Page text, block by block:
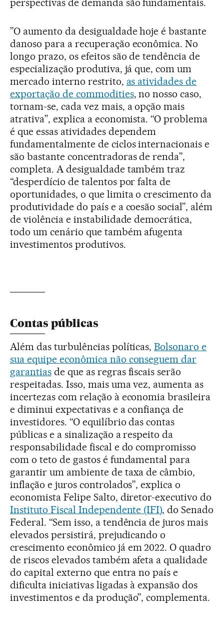
perspectivas de demanda são fundamentais.
”O aumento da desigualdade hoje é bastante
danoso para a recuperação econômica. No
longo prazo, os efeitos são de tendência de
especialização produtiva, já que, com um
mercado interno restrito, as atividades de
exportação de commodities, no nosso caso,
tornam-se, cada vez mais, a opção mais
atrativa”, explica a economista. “O problema
é que essas atividades dependem
fundamentalmente de ciclos internacionais e
são bastante concentradoras de renda”,
completa. A desigualdade também traz
“desperdício de talentos por falta de
oportunidades, o que limita o crescimento da
produtividade do país e a coesão social”, além
de violência e instabilidade democrática,
todo um cenário que também afugenta
investimentos produtivos.
Contas públicas
Além das turbulências políticas,Bolsonaro e
sua equipe econômica não conseguem dar
garantiasde que as regras fiscais serão
respeitadas. Isso, mais uma vez, aumenta as
incertezas com relação à economia brasileira
e diminui expectativas e a confiança de
investidores. “O equilíbrio das contas
públicas e a sinalização a respeito da
responsabilidade fiscal e do compromisso
com o teto de gastos é fundamental para
garantir um ambiente de taxa de câmbio,
inflação e juros controlados”, explica o
economista Felipe Salto, diretor-executivo do
Instituto Fiscal Independente (IFI), do Senado
Federal. “Sem isso, a tendência de juros mais
elevados persistirá, prejudicando o
crescimento econômico já em 2022. O quadro
de riscos elevados também afeta a qualidade
do capital externo que entra no país e
dificulta iniciativas ligadas à expansão dos
investimentos e da produção”, complementa.